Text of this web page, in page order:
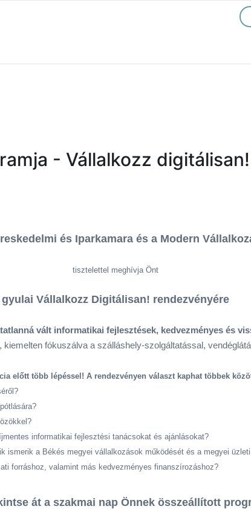
- Vállalkozz
és Iparkamara és a Modern
tisztelettel meghívja Önt
gyulai Vállalkozz Digitálisan! rendezvényére
vált informatikai fejlesztések, kedvezményes és
fókuszálva a szálláshely-szolgáltatással,
előtt több lépéssel! A rendezvényen választ kaphat többek
informatikai fejlesztési tanácsokat és ajánlásokat?
ismerik a Békés megyei vállalkozások működését és a megyei
forráshoz, valamint más kedvezményes finanszírozáshoz?
át a szakmai nap Önnek összeállított